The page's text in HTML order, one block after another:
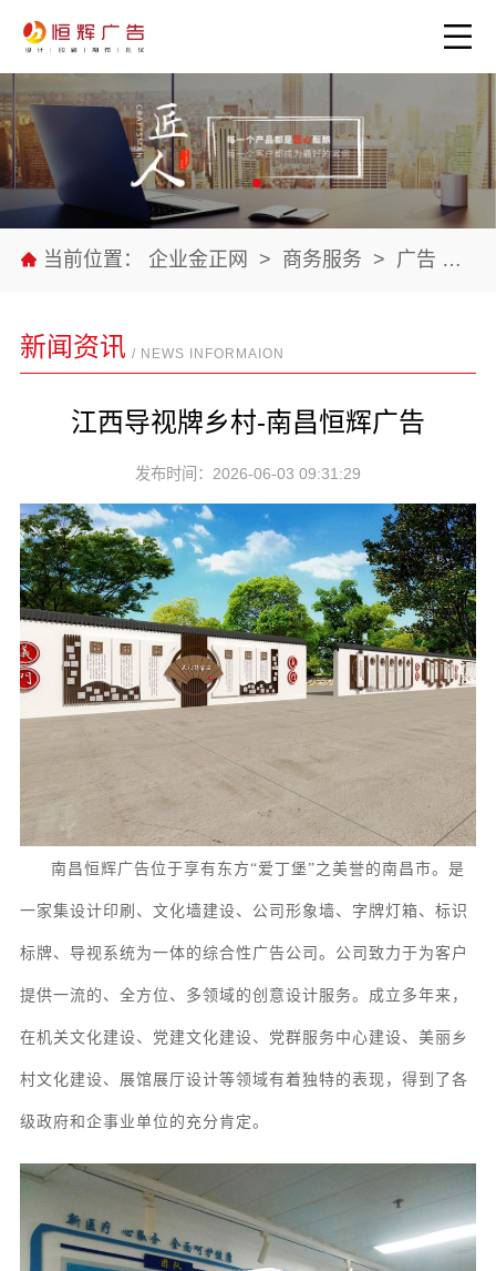
当前位置： 企业金正网 > 商务服务 > 广告 >
新闻资讯 / NEWS INFORMAION
江西导视牌乡村-南昌恒辉广告
发布时间：2026-06-03 09:31:29
南昌恒辉广告位于享有东方“爱丁堡”之美誉的南昌市。 是
一家集设计印刷、 文化墙建设、 公司形象墙、字牌灯箱、 标识
标牌、 导视系统为一体的综合性广告公司。 公司致力于为客户
提供一流的、全方位、多领域的创意设计服务。成立多年来，
在机关文化建设、党建文化建设、党群服务中心建设、美丽乡
村文化建设、展馆展厅设计等领域有着独特的表现，得到了各
级政府和企事业单位的充分肯定。